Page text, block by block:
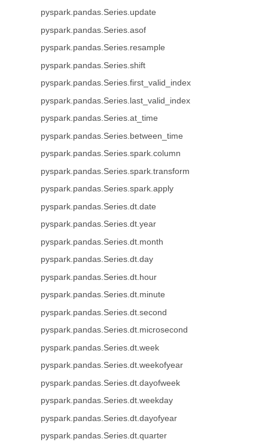
pyspark.pandas.Series.update
pyspark.pandas.Series.asof
pyspark.pandas.Series.resample
pyspark.pandas.Series.shift
pyspark.pandas.Series.first_valid_index
pyspark.pandas.Series.last_valid_index
pyspark.pandas.Series.at_time
pyspark.pandas.Series.between_time
pyspark.pandas.Series.spark.column
pyspark.pandas.Series.spark.transform
pyspark.pandas.Series.spark.apply
pyspark.pandas.Series.dt.date
pyspark.pandas.Series.dt.year
pyspark.pandas.Series.dt.month
pyspark.pandas.Series.dt.day
pyspark.pandas.Series.dt.hour
pyspark.pandas.Series.dt.minute
pyspark.pandas.Series.dt.second
pyspark.pandas.Series.dt.microsecond
pyspark.pandas.Series.dt.week
pyspark.pandas.Series.dt.weekofyear
pyspark.pandas.Series.dt.dayofweek
pyspark.pandas.Series.dt.weekday
pyspark.pandas.Series.dt.dayofyear
pyspark.pandas.Series.dt.quarter